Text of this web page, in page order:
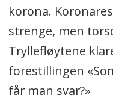
korona.
strenge, men
Tryllefløytene
forestillingen
får man svar?»